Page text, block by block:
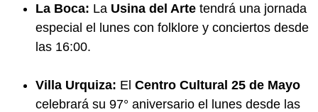
La Boca: La Usina del Arte tendrá una jornada
especial el lunes con folklore y conciertos desde
las 16:00.
Villa Urquiza: El Centro Cultural 25 de Mayo
celebrará su 97° aniversario el lunes desde las